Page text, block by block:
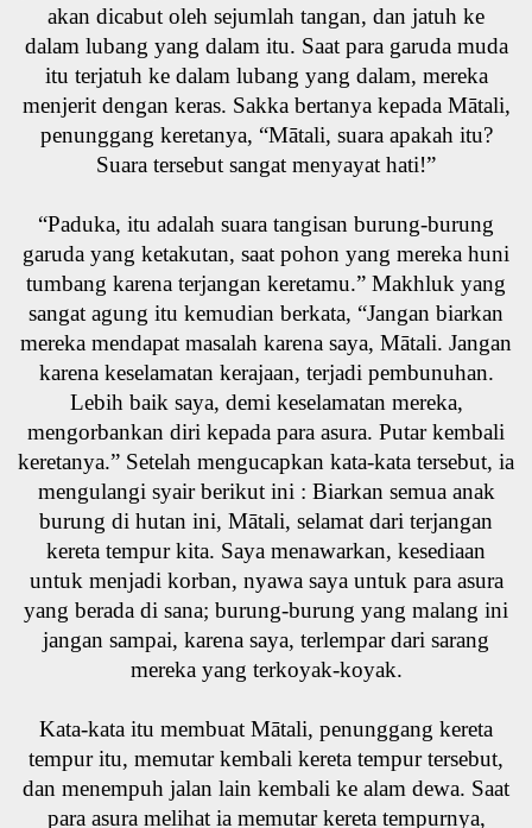
akan dicabut oleh sejumlah tangan, dan jatuh ke
dalam lubang yang dalam itu. Saat para garuda muda
itu terjatuh ke dalam lubang yang dalam, mereka
menjerit dengan keras. Sakka bertanya kepada Mātali,
penunggang keretanya, “Mātali, suara apakah itu?
Suara tersebut sangat menyayat hati!”
“Paduka, itu adalah suara tangisan burung-burung
garuda yang ketakutan, saat pohon yang mereka huni
tumbang karena terjangan keretamu.” Makhluk yang
sangat agung itu kemudian berkata, “Jangan biarkan
mereka mendapat masalah karena saya, Mātali. Jangan
karena keselamatan kerajaan, terjadi pembunuhan.
Lebih baik saya, demi keselamatan mereka,
mengorbankan diri kepada para asura. Putar kembali
keretanya.” Setelah mengucapkan kata-kata tersebut, ia
mengulangi syair berikut ini : Biarkan semua anak
burung di hutan ini, Mātali, selamat dari terjangan
kereta tempur kita. Saya menawarkan, kesediaan
untuk menjadi korban, nyawa saya untuk para asura
yang berada di sana; burung-burung yang malang ini
jangan sampai, karena saya, terlempar dari sarang
mereka yang terkoyak-koyak.
Kata-kata itu membuat Mātali, penunggang kereta
tempur itu, memutar kembali kereta tempur tersebut,
dan menempuh jalan lain kembali ke alam dewa. Saat
para asura melihat ia memutar kereta tempurnya,